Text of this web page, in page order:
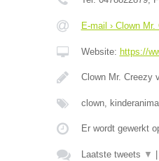
E-mail › Clown Mr.
Website: https://
Clown Mr. Creezy
clown,
Er wordt gewerkt
Laatste tweets ▼